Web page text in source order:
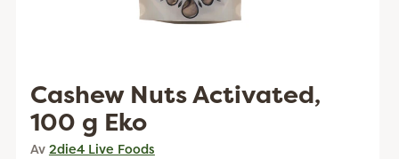
Cashew Nuts Activated,
100 g Eko
Av 2die4 Live Foods